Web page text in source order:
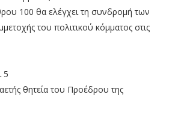
100 θα ελέγχει τη συνδρομή των
του πολιτικού κόμματος στις
5
θητεία του Προέδρου της